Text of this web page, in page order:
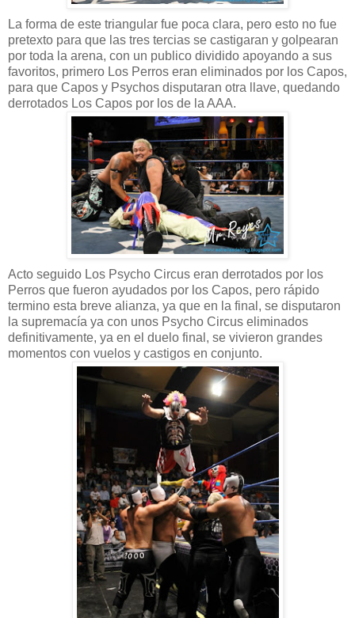
La forma de este triangular fue poca clara, pero esto no fue
pretexto para que las tres tercias se castigaran y golpearan
por toda la arena, con un publico dividido apoyando a sus
favoritos, primero Los Perros eran eliminados por los Capos,
para que Capos y Psychos disputaran otra llave, quedando
derrotados Los Capos por los de la AAA.
Acto seguido Los Psycho Circus eran derrotados por los
Perros que fueron ayudados por los Capos, pero rápido
termino esta breve alianza, ya que en la final, se disputaron
la supremacía ya con unos Psycho Circus eliminados
definitivamente, ya en el duelo final, se vivieron grandes
momentos con vuelos y castigos en conjunto.